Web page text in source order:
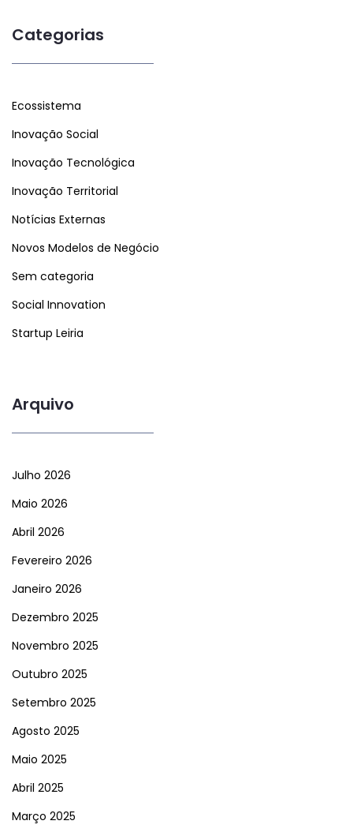
Categorias
Ecossistema
Inovação Social
Inovação Tecnológica
Inovação Territorial
Notícias Externas
Novos Modelos de Negócio
Sem categoria
Social Innovation
Startup Leiria
Arquivo
Julho 2026
Maio 2026
Abril 2026
Fevereiro 2026
Janeiro 2026
Dezembro 2025
Novembro 2025
Outubro 2025
Setembro 2025
Agosto 2025
Maio 2025
Abril 2025
Março 2025